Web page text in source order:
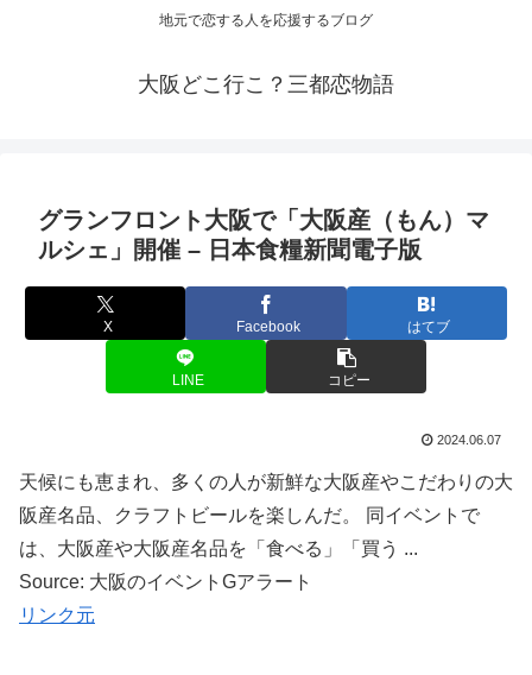
地元で恋する人を応援するブログ
大阪どこ行こ？三都恋物語
グランフロント 大阪で「 大阪産（もん）マ
ルシェ」開催 – 日本食糧新聞電子版
X Facebook はてブ
LINE コピー
2024.06.07
天候にも恵まれ、多くの人が新鮮な大阪産やこだわりの大
阪産名品、クラフトビールを楽しんだ。 同イベントで
は、大阪産や大阪産名品を「食べる」「買う ...
Source: 大阪のイベントGアラート
リンク元